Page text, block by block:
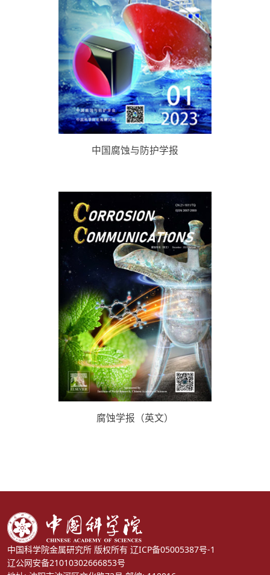
中国腐蚀与防护学报
腐蚀学报（英文）
中国科学院金属研究所 版权所有 辽ICP备05005387号-1
辽公网安备21010302666853号